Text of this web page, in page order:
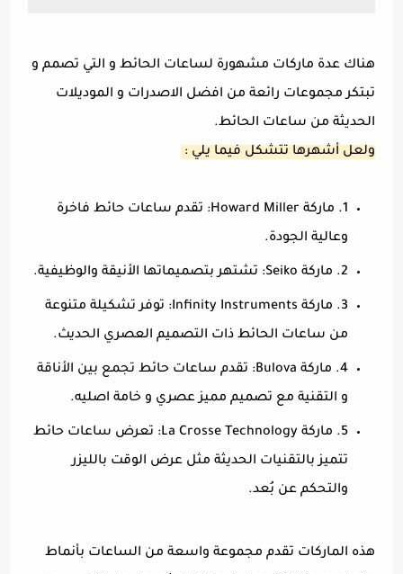
هناك عدة ماركات مشهورة لساعات الحائط و التي تصمم و
تبتكر مجموعات رائعة من افضل الاصدرات و الموديلات
الحديثة من ساعات الحائط.
ولعل أشهرها تتشكل فيما يلي :
1. ماركة Howard Miller: تقدم ساعات حائط فاخرة
وعالية الجودة.
2. ماركة Seiko: تشتهر بتصميماتها الأنيقة والوظيفية.
3. ماركة Infinity Instruments: توفر تشكيلة متنوعة
من ساعات الحائط ذات التصميم العصري الحديث.
4. ماركة Bulova: تقدم ساعات حائط تجمع بين الأناقة
و التقنية مع تصميم مميز عصري و خامة اصليه.
5. ماركة La Crosse Technology: تعرض ساعات حائط
تتميز بالتقنيات الحديثة مثل عرض الوقت بالليزر
والتحكم عن بُعد.
هذه الماركات تقدم مجموعة واسعة من الساعات بأنماط